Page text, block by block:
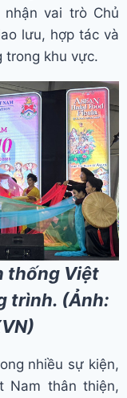
vai trò Chủ
lưu, hợp tác và
trong khu vực.
thống Việt
trình. (Ảnh:
nhiều sự kiện,
Nam thân thiện,